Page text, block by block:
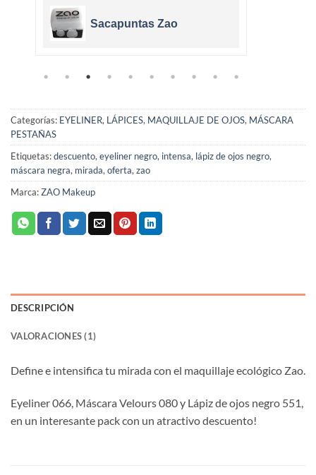
Sacapuntas Zao
Categorías: EYELINER, LÁPICES, MAQUILLAJE DE OJOS, MÁSCARA
PESTAÑAS
Etiquetas:descuento,eyeliner negro, intensa, lápiz de ojos negro,
máscara negra, mirada,oferta,zao
Marca:ZAO Makeup
DESCRIPCIÓN
VALORACIONES (1)
Define e intensifica tu mirada con el maquillaje ecológico Zao.
Eyeliner 066, Máscara Velours 080 y Lápiz de ojos negro 551,
en un interesante pack con un atractivo descuento!